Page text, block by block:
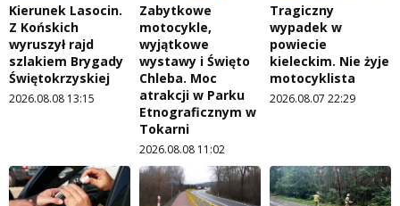
Kierunek Lasocin.
Z Końskich
wyruszył rajd
szlakiem Brygady
Świętokrzyskiej
2026.08.08 13:15
Zabytkowe
motocykle,
wyjątkowe
wystawy i Święto
Chleba. Moc
atrakcji w Parku
Etnograficznym w
Tokarni
2026.08.08 11:02
Tragiczny
wypadek w
powiecie
kieleckim. Nie żyje
motocyklista
2026.08.07 22:29